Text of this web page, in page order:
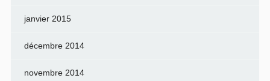
janvier 2015
décembre 2014
novembre 2014